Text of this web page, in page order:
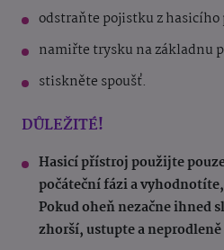
odstraňte pojistku z
namiřte trysku na základnu
stiskněte spoušť.
DŮLEŽITÉ!
Hasicí přístroj použijte
počáteční fázi a
Pokud oheň nezačne ihned
zhorší, ustupte a